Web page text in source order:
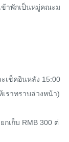
ข้าพักเป็นหมู่คณะม
เช็คอินหลัง 15:00
ราทราบล่วงหน้า)
กเก็บ RMB 300 ต่